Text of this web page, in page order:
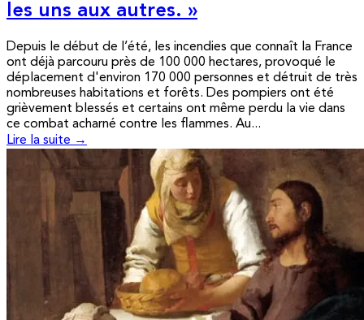
les uns aux autres. »
Depuis le début de l’été, les incendies que connaît la France
ont déjà parcouru près de 100 000 hectares, provoqué le
déplacement d'environ 170 000 personnes et détruit de très
nombreuses habitations et forêts. Des pompiers ont été
grièvement blessés et certains ont même perdu la vie dans
ce combat acharné contre les flammes. Au...
Lire la suite →